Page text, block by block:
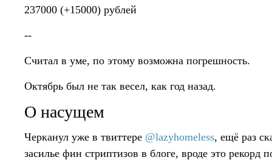
237000 (+15000) рублей
--
Считал в уме, по этому возможна погрешность.
Октябрь был не так весел, как год назад.
О насущем
Черканул уже в твиттере @lazyhomeless, ещё раз
засилье фин стриптизов в блоге, вроде это рекорд